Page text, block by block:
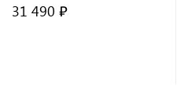
31 490 ₽